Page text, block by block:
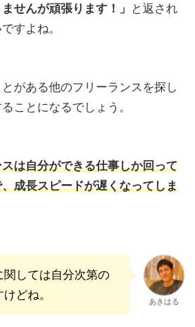
せんが頑張ります！」
と返され
すよね。
がある他のフリーランスを探し
ことになるでしょう。
は自分ができる仕事しか回って
成長スピードが遅くなってしま
関しては自分次第の
どね。
あきはる